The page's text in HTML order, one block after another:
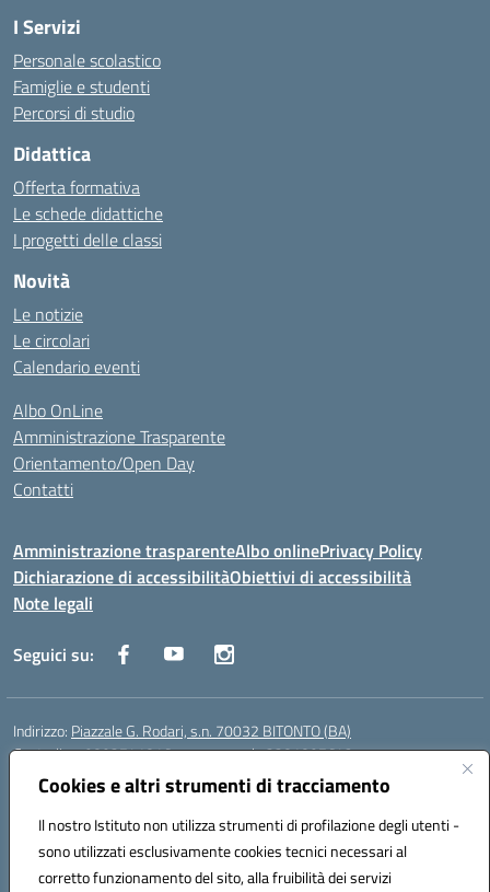
Cookies e altri strumenti di tracciamento
Il nostro Istituto non utilizza strumenti di profilazione degli utenti -
sono utilizzati esclusivamente cookies tecnici necessari al
corretto funzionamento del sito, alla fruibilità dei servizi
I Servizi
Personale scolastico
Famiglie e studenti
Percorsi di studio
Didattica
Offerta formativa
Le schede didattiche
I progetti delle classi
Novità
Le notizie
Le circolari
Calendario eventi
Albo OnLine
Amministrazione Trasparente
Orientamento/Open Day
Contatti
Amministrazione trasparenteAlbo onlinePrivacy Policy
Dichiarazione di accessibilitàObiettivi di accessibilità
Note legali
Seguici su:
Indirizzo: Piazzale G. Rodari, s.n. 70032 BITONTO (BA)
Centralino:0803741816 - corso serale 3381807642
Email: BATD220004@istruzione.it
Posta elettronica certificata (PEC):batd220004@pec.istruzione.it
Codice meccanografico:BATD220004
Codice Indice delle Pubbliche Amministrazioni (IPA): itcvg